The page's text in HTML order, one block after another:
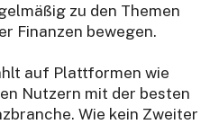
zu den Themen
Finanzen bewegen.
auf Plattformen wie
Nutzern mit der besten
Wie kein Zweiter